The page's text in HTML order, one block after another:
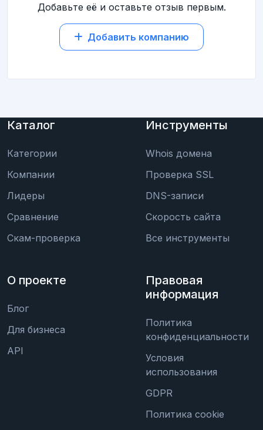
Добавьте её и оставьте отзыв первым.
Добавить компанию
Каталог
Категории
Компании
Лидеры
Сравнение
Скам-проверка
Инструменты
Whois домена
Проверка SSL
DNS-записи
Скорость сайта
Все инструменты
О проекте
Блог
Для бизнеса
API
Правовая
информация
Политика
конфиденциальности
Условия
использования
GDPR
Политика cookie